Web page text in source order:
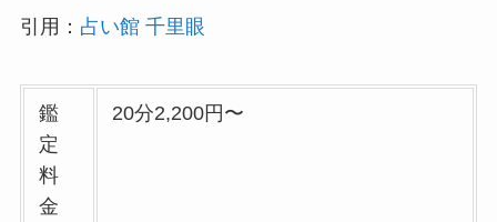
引用： 占い館 千里眼
鑑
定
料
金
20分2,200円〜